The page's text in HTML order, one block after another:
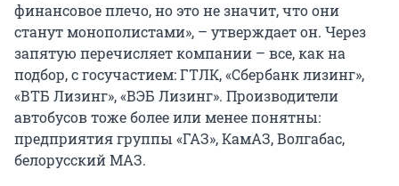
финансовое плечо, но это не значит, что они
станут монополистами», – утверждает он. Через
запятую перечисляет компании – все, как на
подбор, с госучастием: ГТЛК, «Сбербанк лизинг»,
«ВТБ Лизинг»,«ВЭБ Лизинг». Производители
автобусов тоже более или менее понятны:
предприятия группы «ГАЗ», КамАЗ, Волгабас,
белорусский МАЗ.